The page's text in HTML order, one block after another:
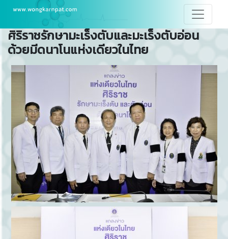
ศิริราชรักษามะเร็งตับและมะเร็งตับอ่อน
ด้วยมีดนาโนแห่งเดียวในไทย